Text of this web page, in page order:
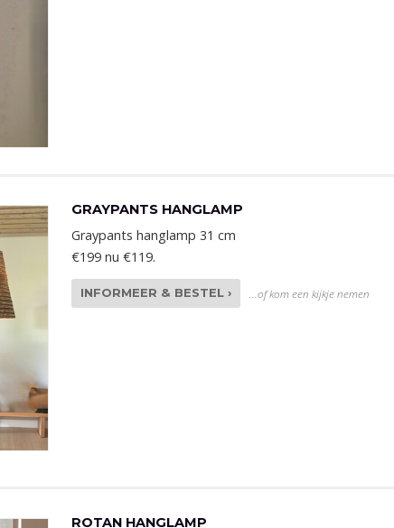
GRAYPANTS HANGLAMP
Graypants hanglamp 31 cm
€199 nu €119.
INFORMEER & BESTEL › ...of kom een kijkje nemen
ROTAN HANGLAMP